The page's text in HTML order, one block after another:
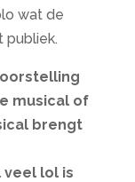
wat de
publiek.
musical of
brengt
veel lol is